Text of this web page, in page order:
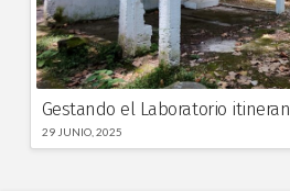
Gestando el Laboratorio
29 JUNIO, 2025